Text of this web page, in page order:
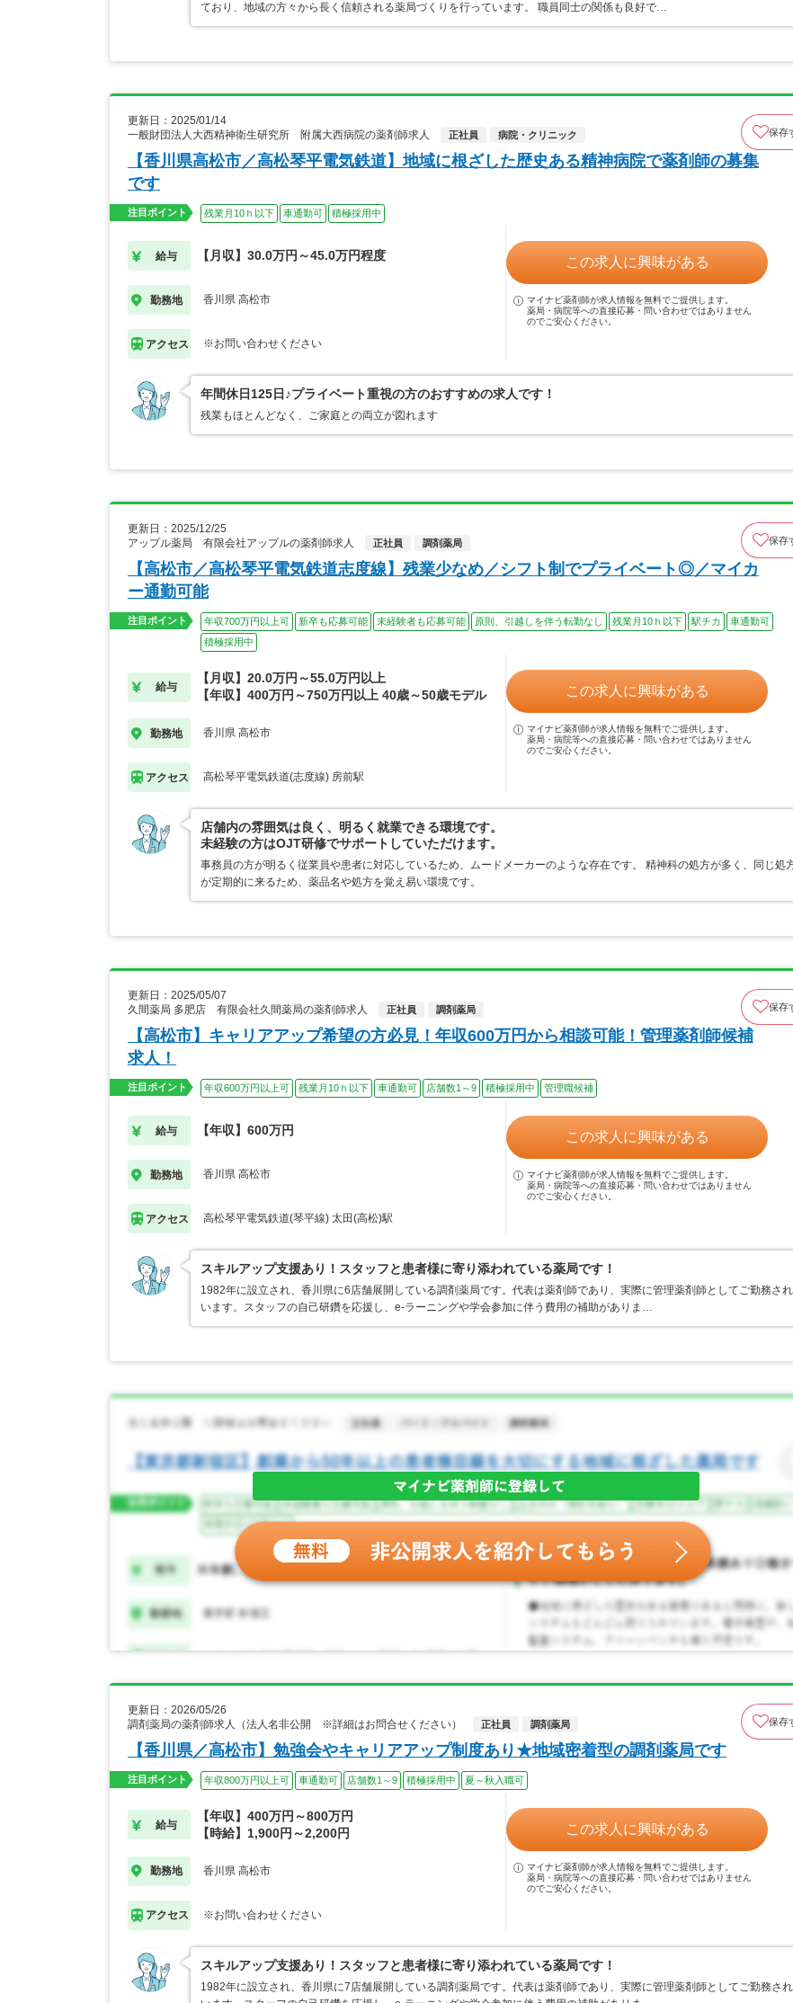
ており、地域の方々から長く信頼される薬局づくりを行っています。 職員同士の関係も良好で…
更新日：2025/01/14
一般財団法人大西精神衛生研究所 附属大西病院の薬剤師求人
正社員 病院・クリニック 保存
【香川県高松市／高松琴平電気鉄道】地域に根ざした歴史ある精神病院で薬剤師の募集
です
注目ポイント 残業月10ｈ以下 車通勤可 積極採用中
給与 【月収】30.0万円～45.0万円程度
勤務地 香川県 高松市
アクセス ※お問い合わせください
この求人に興味がある
マイナビ薬剤師が求人情報を無料でご提供します。
薬局・病院等への直接応募・問い合わせではありません
のでご安心ください。
年間休日125日♪プライベート重視の方のおすすめの求人です！
残業もほとんどなく、ご家庭との両立が図れます
更新日：2025/12/25
アップル薬局 有限会社アップルの薬剤師求人
正社員 調剤薬局 保存
【高松市／高松琴平電気鉄道志度線】残業少なめ／シフト制でプライベート◎／マイカ
ー通勤可能
注目ポイント 年収700万円以上可 新卒も応募可能 未経験者も応募可能 原則、引越しを伴う転勤なし 残業月10ｈ以下 駅チカ
車通勤可
積極採用中
給与
【月収】20.0万円～55.0万円以上
【年収】400万円～750万円以上 40歳～50歳モデル
勤務地 香川県 高松市
アクセス 高松琴平電気鉄道(志度線) 房前駅
この求人に興味がある
マイナビ薬剤師が求人情報を無料でご提供します。
薬局・病院等への直接応募・問い合わせではありません
のでご安心ください。
店舗内の雰囲気は良く、明るく就業できる環境です。
未経験の方はOJT研修でサポートしていただけます。
事務員の方が明るく従業員や患者に対応しているため、ムードメーカーのような存在です。 精神科の処方が多く、同じ処
が定期的に来るため、薬品名や処方を覚え易い環境です。
更新日：2025/05/07
久間薬局 多肥店 有限会社久間薬局の薬剤師求人
正社員 調剤薬局 保存
【高松市】キャリアアップ希望の方必見！年収600万円から相談可能！管理薬剤師候補
求人！
注目ポイント 年収600万円以上可 残業月10ｈ以下 車通勤可 店舗数1～9 積極採用中 管理職候補
給与 【年収】600万円
勤務地 香川県 高松市
アクセス 高松琴平電気鉄道(琴平線) 太田(高松)駅
この求人に興味がある
マイナビ薬剤師が求人情報を無料でご提供します。
薬局・病院等への直接応募・問い合わせではありません
のでご安心ください。
スキルアップ支援あり！スタッフと患者様に寄り添われている薬局です！
1982年に設立され、香川県に6店舗展開している調剤薬局です。代表は薬剤師であり、実際に管理薬剤師としてご勤務さ
います。スタッフの自己研鑽を応援し、e-ラーニングや学会参加に伴う費用の補助がありま…
更新日：2026/05/26
調剤薬局の薬剤師求人（法人名非公開 ※詳細はお問合せください）
正社員 調剤薬局 保存
【香川県／高松市】勉強会やキャリアアップ制度あり★地域密着型の調剤薬局です
注目ポイント 年収800万円以上可 車通勤可 店舗数1～9 積極採用中 夏～秋入職可
給与
【年収】400万円～800万円
【時給】1,900円～2,200円
勤務地 香川県 高松市
アクセス ※お問い合わせください
この求人に興味がある
マイナビ薬剤師が求人情報を無料でご提供します。
薬局・病院等への直接応募・問い合わせではありません
のでご安心ください。
スキルアップ支援あり！スタッフと患者様に寄り添われている薬局です！
1982年に設立され、香川県に7店舗展開している調剤薬局です。代表は薬剤師であり、実際に管理薬剤師としてご勤務さ